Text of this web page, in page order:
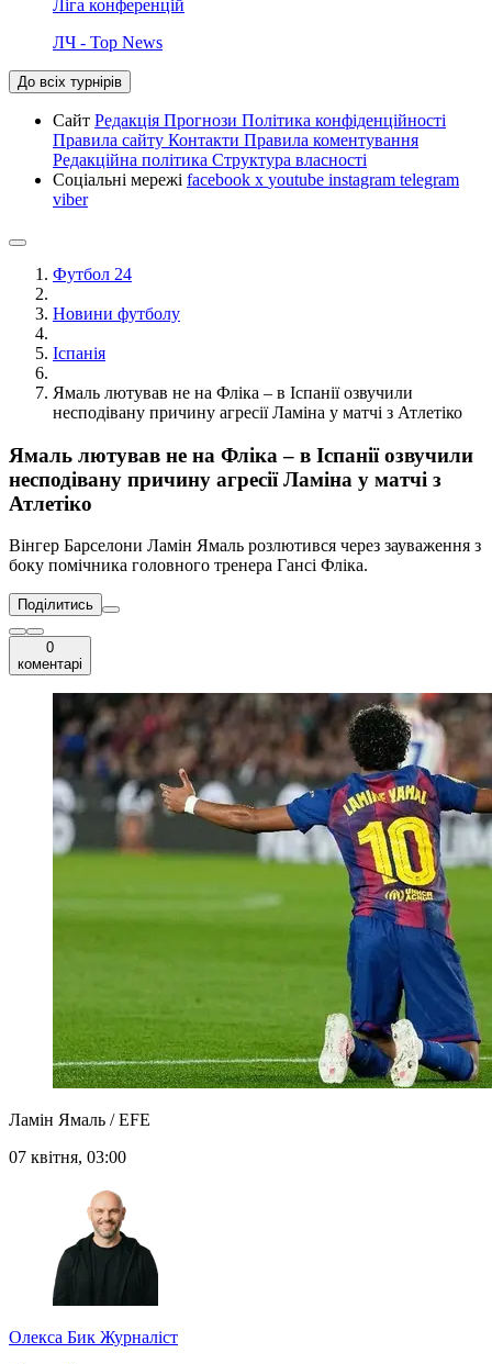
Ліга конференцій
ЛЧ - Top News
До всіх турнірів
Сайт Редакція Прогнози Політика конфіденційності
Правила сайту Контакти Правила коментування
Редакційна політика Структура власності
Соціальні мережі facebook x youtube instagram telegram
viber
Футбол 24
Новини футболу
Іспанія
Ямаль лютував не на Фліка – в Іспанії озвучили
несподівану причину агресії Ламіна у матчі з Атлетіко
Ямаль лютував не на Фліка – в Іспанії озвучили
несподівану причину агресії Ламіна у матчі з
Атлетіко
Вінгер Барселони Ламін Ямаль розлютився через зауваження з
боку помічника головного тренера Гансі Фліка.
Поділитись
0
коментарі
Ламін Ямаль / EFE
07 квітня, 03:00
Олекса Бик Журналіст